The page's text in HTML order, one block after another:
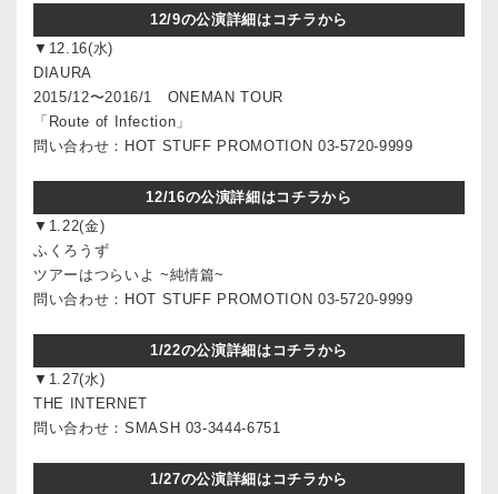
12/9の公演詳細はコチラから
▼12.16(水)
DIAURA
2015/12〜2016/1 ONEMAN TOUR
「Route of Infection」
問い合わせ：HOT STUFF PROMOTION 03-5720-9999
12/16の公演詳細はコチラから
▼1.22(金)
ふくろうず
ツアーはつらいよ ~純情篇~
問い合わせ：HOT STUFF PROMOTION 03-5720-9999
1/22の公演詳細はコチラから
▼1.27(水)
THE INTERNET
問い合わせ：SMASH 03-3444-6751
1/27の公演詳細はコチラから